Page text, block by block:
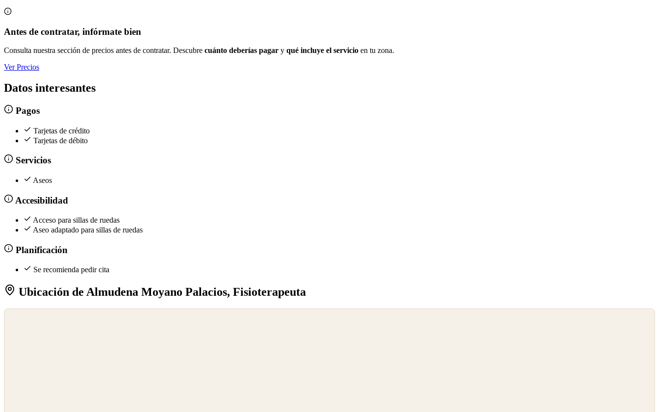
Antes de contratar, infórmate bien
Consulta nuestra sección de precios antes de contratar. Descubre cuánto deberías pagar y qué incluye el servicio en tu zona.
Ver Precios
Datos interesantes
Pagos
Tarjetas de crédito
Tarjetas de débito
Servicios
Aseos
Accesibilidad
Acceso para sillas de ruedas
Aseo adaptado para sillas de ruedas
Planificación
Se recomienda pedir cita
Ubicación de Almudena Moyano Palacios, Fisioterapeuta